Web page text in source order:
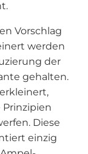
Vorschlag
werden
der
gehalten.
Diese
einzig